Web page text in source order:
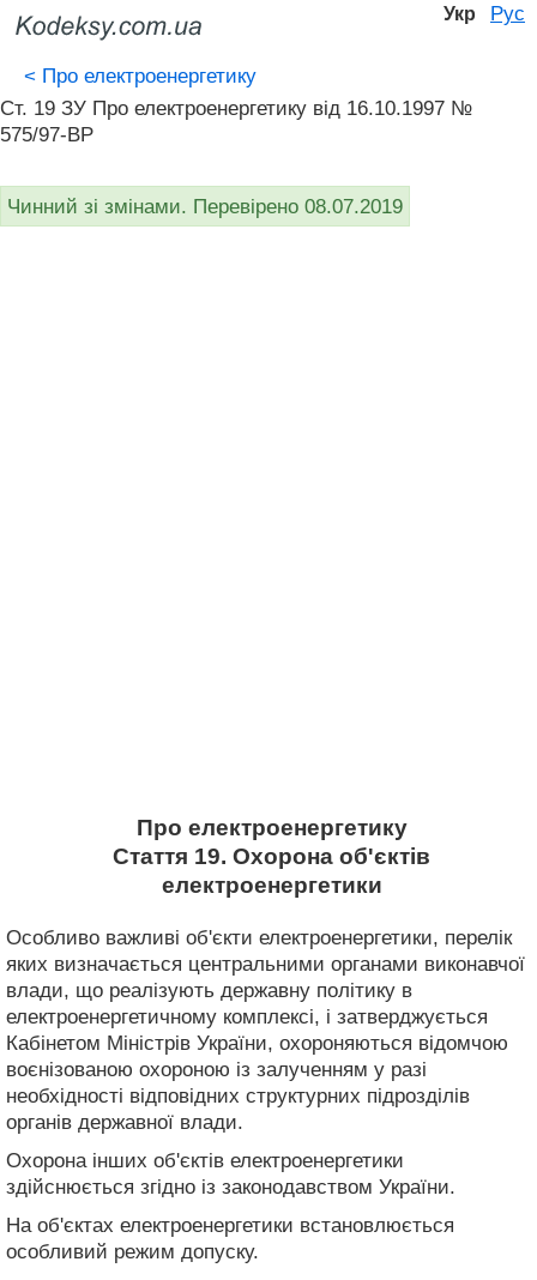
Укр Рус
< Про електроенергетику
Ст. 19 ЗУ Про електроенергетику вiд 16.10.1997 №
575/97-ВР
Чинний зі змінами. Перевірено 08.07.2019
Про електроенергетику
Стаття 19. Охорона об'єктів
електроенергетики
Особливо важливі об'єкти електроенергетики, перелік
яких визначається центральними органами виконавчої
влади, що реалізують державну політику в
електроенергетичному комплексі, і затверджується
Кабінетом Міністрів України, охороняються відомчою
воєнізованою охороною із залученням у разі
необхідності відповідних структурних підрозділів
органів державної влади.
Охорона інших об'єктів електроенергетики
здійснюється згідно із законодавством України.
На об'єктах електроенергетики встановлюється
особливий режим допуску.